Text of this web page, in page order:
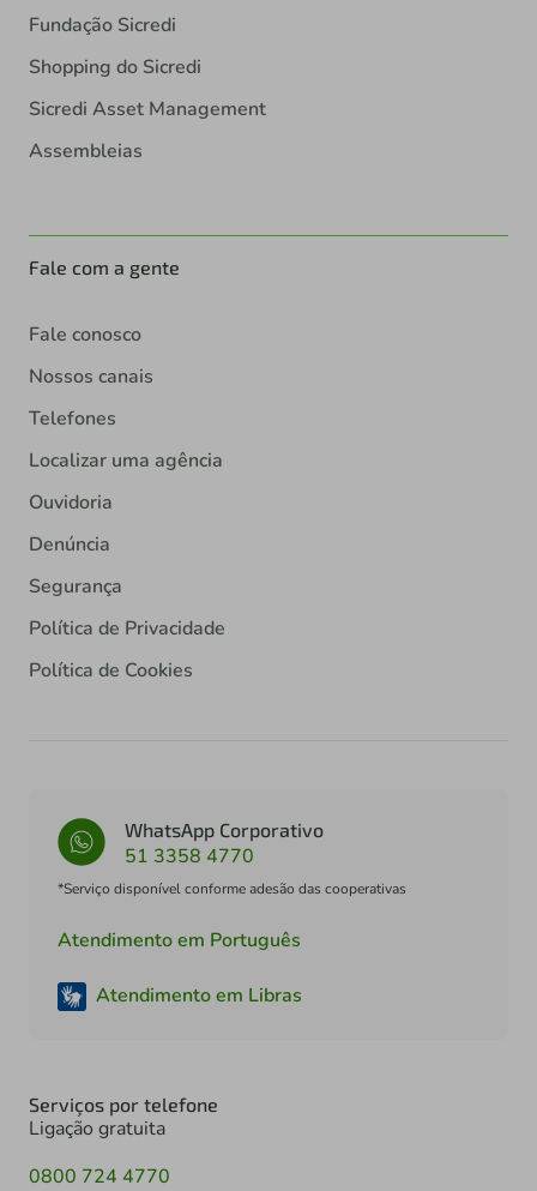
Fundação Sicredi
Shopping do Sicredi
Sicredi Asset Management
Assembleias
Fale com a gente
Fale conosco
Nossos canais
Telefones
Localizar uma agência
Ouvidoria
Denúncia
Segurança
Política de Privacidade
Política de Cookies
WhatsApp Corporativo
51 3358 4770
*Serviço disponível conforme adesão das cooperativas
Atendimento em Português
Atendimento em Libras
Serviços por telefone
Ligação gratuita
0800 724 4770